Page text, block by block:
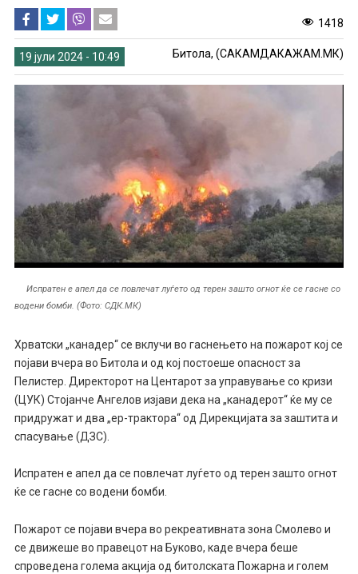
1418
19 јули 2024 - 10:49 Битола, (САКАМДАКАЖАМ.МК)
Испратен е апел да се повлечат луѓето од терен зашто огнот ќе се гасне со
водени бомби. (Фото: СДК.МК)
Хрватски „канадер“ се вклучи во гаснењето на пожарот кој се
појави вчера во Битола и од кој постоеше опасност за
Пелистер. Директорот на Центарот за управување со кризи
(ЦУК) Стојанче Ангелов изјави дека на „канадерот“ ќе му се
придружат и два „ер-трактора“ од Дирекцијата за заштита и
спасување (ДЗС).
Испратен е апел да се повлечат луѓето од терен зашто огнот
ќе се гасне со водени бомби.
Пожарот се појави вчера во рекреативната зона Смолево и
се движеше во правецот на Буково, каде вчера беше
спроведена голема акција од битолската Пожарна и голем